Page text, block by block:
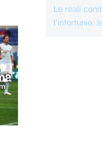
Le reali
l’infortunio: